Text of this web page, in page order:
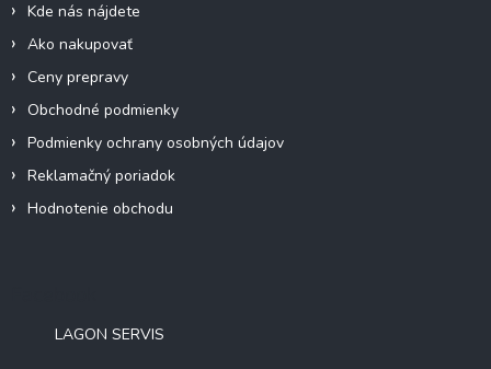
Kde nás nájdete
Ako nakupovať
Ceny prepravy
Obchodné podmienky
Podmienky ochrany osobných údajov
Reklamačný poriadok
Hodnotenie obchodu
LAGON SERVIS